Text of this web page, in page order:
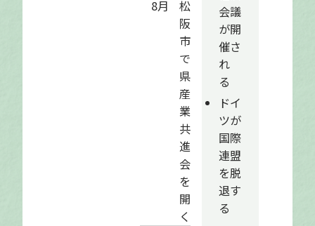
8月
松
阪
市
で
県
産
業
共
進
会
を
開
く
会議
が開
催さ
れ
る
ドイ
ツが
国際
連盟
を脱
退す
る